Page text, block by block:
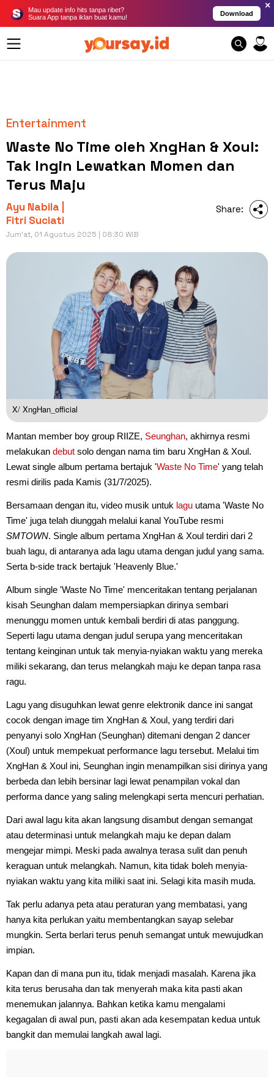
Mau update info hits tanpa ribet?
Suara App tanpa iklan buat kamu!
Download
×
Entertainment
Waste No Time oleh XngHan & Xoul:
Tak Ingin Lewatkan Momen dan
Terus Maju
Ayu Nabila |
Fitri Suciati
Jum'at, 01 Agustus 2025 | 08:30 WIB
Share:
X/ XngHan_official
Mantan member boy group RIIZE, Seunghan, akhirnya resmi
melakukan debut solo dengan nama tim baru XngHan & Xoul.
Lewat single album pertama bertajuk 'Waste No Time' yang telah
resmi dirilis pada Kamis (31/7/2025).
Bersamaan dengan itu, video musik untuk lagu utama 'Waste No
Time' juga telah diunggah melalui kanal YouTube resmi
SMTOWN. Single album pertama XngHan & Xoul terdiri dari 2
buah lagu, di antaranya ada lagu utama dengan judul yang sama.
Serta b-side track bertajuk 'Heavenly Blue.'
Album single 'Waste No Time' menceritakan tentang perjalanan
kisah Seunghan dalam mempersiapkan dirinya sembari
menunggu momen untuk kembali berdiri di atas panggung.
Seperti lagu utama dengan judul serupa yang menceritakan
tentang keinginan untuk tak menyia-nyiakan waktu yang mereka
miliki sekarang, dan terus melangkah maju ke depan tanpa rasa
ragu.
Lagu yang disuguhkan lewat genre elektronik dance ini sangat
cocok dengan image tim XngHan & Xoul, yang terdiri dari
penyanyi solo XngHan (Seunghan) ditemani dengan 2 dancer
(Xoul) untuk mempekuat performance lagu tersebut. Melalui tim
XngHan & Xoul ini, Seunghan ingin menampilkan sisi dirinya yang
berbeda dan lebih bersinar lagi lewat penampilan vokal dan
performa dance yang saling melengkapi serta mencuri perhatian.
Dari awal lagu kita akan langsung disambut dengan semangat
atau determinasi untuk melangkah maju ke depan dalam
mengejar mimpi. Meski pada awalnya terasa sulit dan penuh
keraguan untuk melangkah. Namun, kita tidak boleh menyia-
nyiakan waktu yang kita miliki saat ini. Selagi kita masih muda.
Tak perlu adanya peta atau peraturan yang membatasi, yang
hanya kita perlukan yaitu membentangkan sayap selebar
mungkin. Serta berlari terus penuh semangat untuk mewujudkan
impian.
Kapan dan di mana pun itu, tidak menjadi masalah. Karena jika
kita terus berusaha dan tak menyerah maka kita pasti akan
menemukan jalannya. Bahkan ketika kamu mengalami
kegagalan di awal pun, pasti akan ada kesempatan kedua untuk
bangkit dan memulai langkah awal lagi.